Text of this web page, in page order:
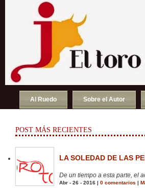
Al Ruedo Sobre el Autor
POST MÁS RECIENTES
LA SOLEDAD DE LAS
De un tiempo a esta parte, el
Abr - 26 - 2016 | 0 comentarios |